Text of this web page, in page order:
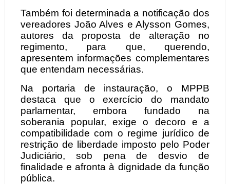
Também foi determinada a notificação dos
vereadores João Alves e Alysson Gomes,
autores da proposta de alteração no
regimento, para que, querendo,
apresentem informações complementares
que entendam necessárias.
Na portaria de instauração, o MPPB
destaca que o exercício do mandato
parlamentar, embora fundado na
soberania popular, exige o decoro e a
compatibilidade com o regime jurídico de
restrição de liberdade imposto pelo Poder
Judiciário, sob pena de desvio de
finalidade e afronta à dignidade da função
pública.